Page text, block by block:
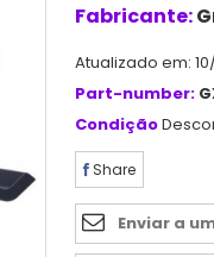
Fabricante:
Atualizado em:
Part-number:
Condição
Share
Enviar a